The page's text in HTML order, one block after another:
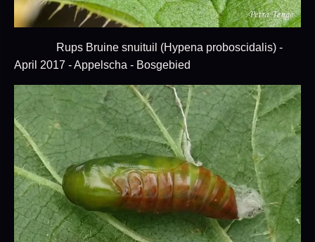
Rups Bruine snuituil (Hypena proboscidalis) -
April 2017 - Appelscha - Bosgebied